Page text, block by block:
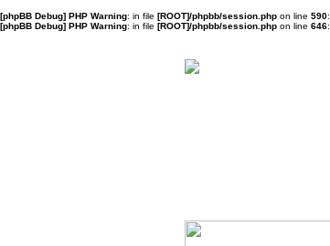
[phpBB Debug] PHP Warning: in file [ROOT]/phpbb/session.php on line 590:
[phpBB Debug] PHP Warning: in file [ROOT]/phpbb/session.php on line 646: